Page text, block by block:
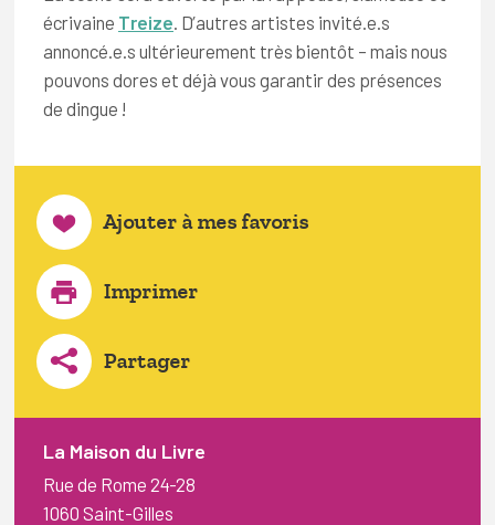
écrivaine Treize . D’autres artistes invité.e.s
annoncé.e.s ultérieurement très bientôt – mais nous
pouvons dores et déjà vous garantir des présences
de dingue !
Ajouter à mes favoris
Imprimer
Partager
La Maison du Livre
Rue de Rome 24-28
1060 Saint-Gilles